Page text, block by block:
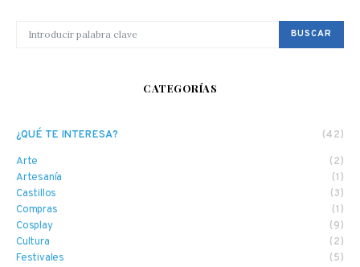
BUSCAR
CATEGORÍAS
¿QUÉ TE INTERESA? (42)
Arte
(2)
Artesanía
(1)
Castillos
(3)
Compras
(1)
Cosplay
(9)
Cultura
(2)
Festivales
(5)